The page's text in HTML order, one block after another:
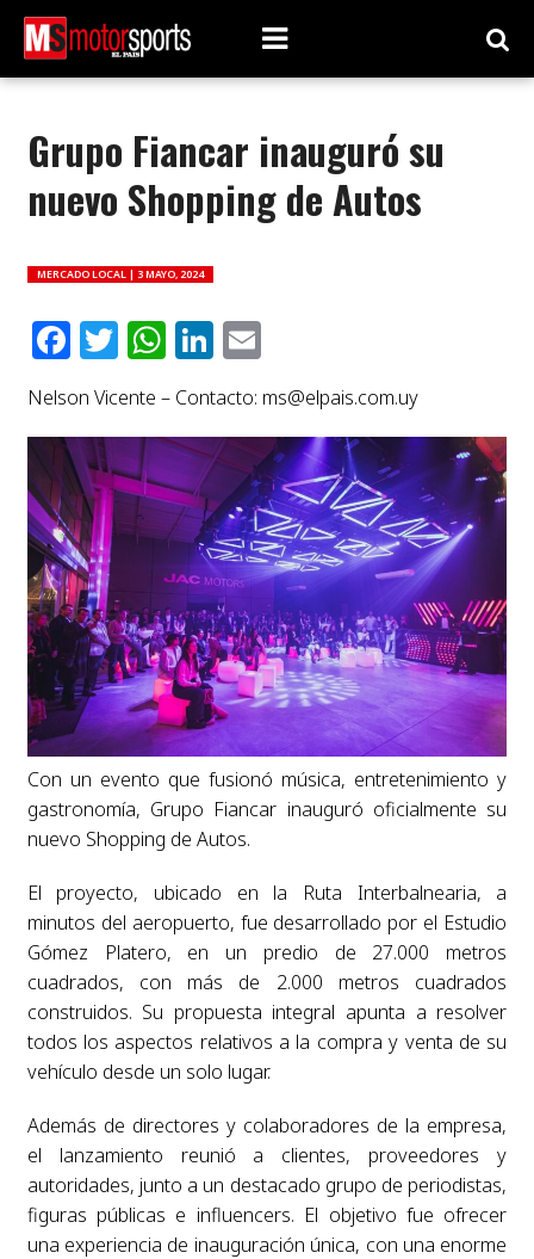
Grupo Fiancar inauguró su
nuevo Shopping de Autos
MERCADO LOCAL | 3 MAYO, 2024
Facebook
Twitter
WhatsApp
LinkedIn
Email
Nelson Vicente – Contacto: ms@elpais.com.uy
Con un evento que fusionó música, entretenimiento y
gastronomía, Grupo Fiancar inauguró oficialmente su
nuevo Shopping de Autos.
El proyecto, ubicado en la Ruta Interbalnearia, a
minutos del aeropuerto, fue desarrollado por el Estudio
Gómez Platero, en un predio de 27.000 metros
cuadrados, con más de 2.000 metros cuadrados
construidos. Su propuesta integral apunta a resolver
todos los aspectos relativos a la compra y venta de su
vehículo desde un solo lugar.
Además de directores y colaboradores de la empresa,
el lanzamiento reunió a clientes, proveedores y
autoridades, junto a un destacado grupo de periodistas,
figuras públicas e influencers. El objetivo fue ofrecer
una experiencia de inauguración única, con una enorme